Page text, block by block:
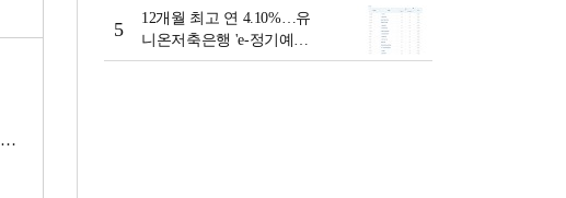
리-8월 2주]
5
12개월 최고 연 4.10%…유
니온저축은행 'e-정기예
금'[이주의 저축은행 예금금